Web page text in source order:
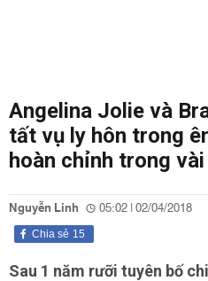
Angelina Jolie và
tất vụ ly hôn trong
hoàn chỉnh trong
Nguyễn Linh 05:02 | 02/04/2018
15
Chia sẻ
Sau 1 năm rưỡi tuyên bố